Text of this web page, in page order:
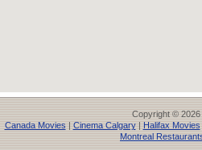
Copyright © 2026
Canada Movies | Cinema Calgary| Halifax Movies
Montreal